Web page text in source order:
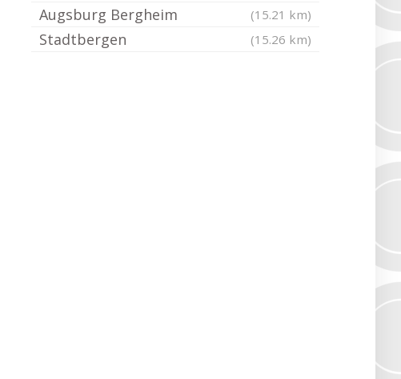
Augsburg Bergheim (15.21 km)
Stadtbergen (15.26 km)